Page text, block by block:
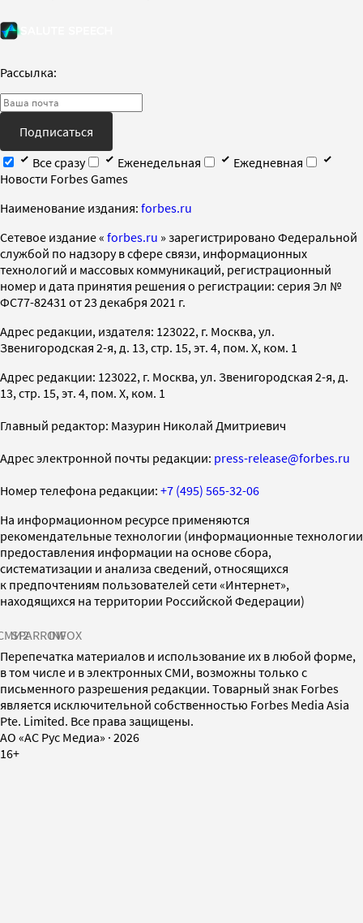
Рассылка:
Подписаться
Все сразу
Еженедельная
Ежедневная
Новости Forbes Games
Наименование издания: forbes.ru
Cетевое издание « forbes.ru » зарегистрировано Федеральной
службой по надзору в сфере связи, информационных
технологий и массовых коммуникаций, регистрационный
номер и дата принятия решения о регистрации: серия Эл №
ФС77-82431 от 23 декабря 2021 г.
Адрес редакции, издателя: 123022, г. Москва, ул.
Звенигородская 2-я, д. 13, стр. 15, эт. 4, пом. X, ком. 1
Адрес редакции: 123022, г. Москва, ул. Звенигородская 2-я, д.
13, стр. 15, эт. 4, пом. X, ком. 1
Главный редактор: Мазурин Николай Дмитриевич
Адрес электронной почты редакции: press-release@forbes.ru
Номер телефона редакции: +7 (495) 565-32-06
На информационном ресурсе применяются
рекомендательные технологии (информационные технологии
предоставления информации на основе сбора,
систематизации и анализа сведений, относящихся
к предпочтениям пользователей сети «Интернет»,
находящихся на территории Российской Федерации)
SPARROWINFOX
Перепечатка материалов и использование их в любой форме,
в том числе и в электронных СМИ, возможны только с
письменного разрешения редакции. Товарный знак Forbes
является исключительной собственностью Forbes Media Asia
Pte. Limited. Все права защищены.
AO «АС Рус Медиа» · 2026
16+